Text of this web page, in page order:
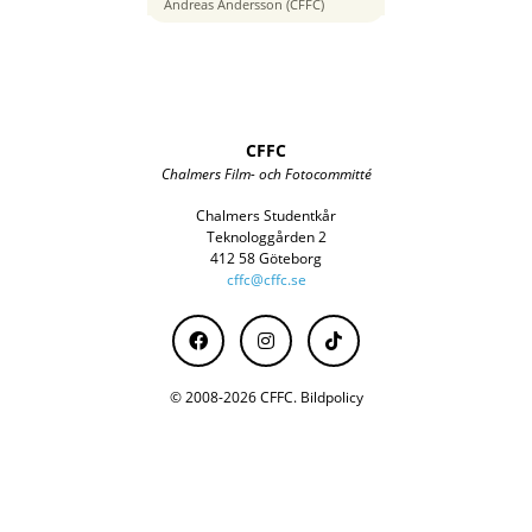
Andreas Andersson (CFFC)
CFFC
Chalmers Film- och Fotocommitté
Chalmers Studentkår
Teknologgården 2
412 58 Göteborg
cffc@cffc.se
© 2008-2026 CFFC. Bildpolicy